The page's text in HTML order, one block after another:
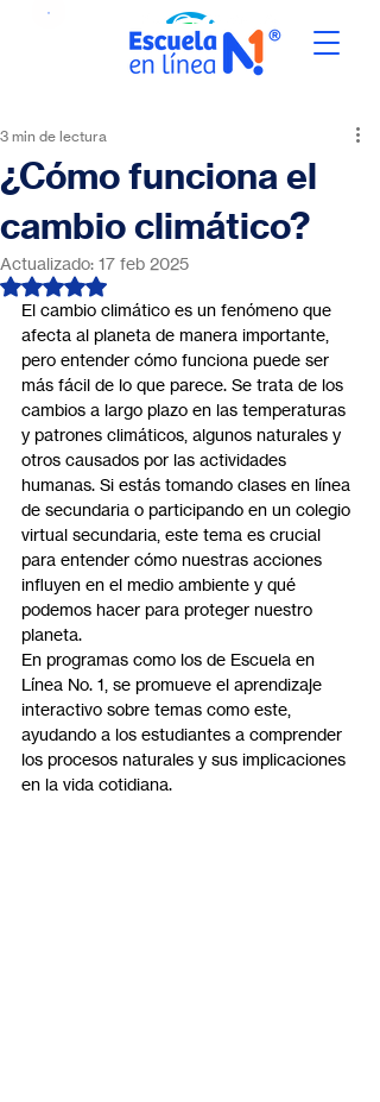
¿Cómo funciona el
cambio climático?
3 min de lectura
Actualizado: 17 feb 2025
Obtuvo NaN de 5 estrellas.
El cambio climático es un fenómeno que
afecta al planeta de manera importante,
pero entender cómo funciona puede ser
más fácil de lo que parece. Se trata de los
cambios a largo plazo en las temperaturas
y patrones climáticos, algunos naturales y
otros causados por las actividades
humanas. Si estás tomando clases en línea
de secundaria o participando en un colegio
virtual secundaria, este tema es crucial
para entender cómo nuestras acciones
influyen en el medio ambiente y qué
podemos hacer para proteger nuestro
planeta.
En programas como los de Escuela en
Línea No. 1, se promueve el aprendizaje
interactivo sobre temas como este,
ayudando a los estudiantes a comprender
los procesos naturales y sus implicaciones
en la vida cotidiana.